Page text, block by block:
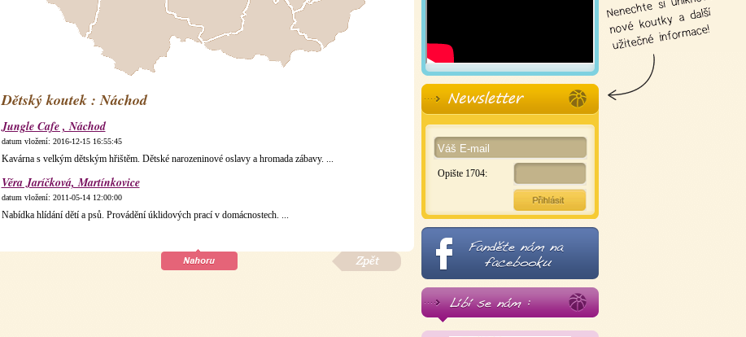
Dětský koutek : Náchod
Jungle Cafe , Náchod
datum vložení: 2016-12-15 16:55:45
Kavárna s velkým dětským hřištěm. Dětské narozeninové oslavy a hromada zábavy. ...
Věra Jaríčková, Martínkovice
datum vložení: 2011-05-14 12:00:00
Nabídka hlídání dětí a psů. Provádění úklidových prací v domácnostech. ...
Opište 1704: